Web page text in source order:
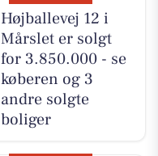
Højballevej 12 i
Mårslet er solgt
for 3.850.000 - se
køberen og 3
andre solgte
boliger